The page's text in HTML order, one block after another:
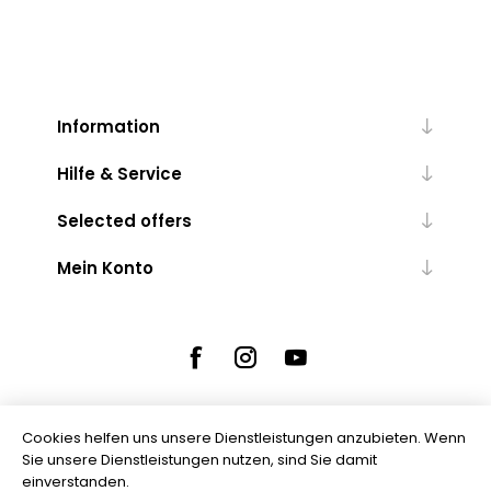
Information
Hilfe & Service
Selected offers
Mein Konto
Powered bynopCommerce
Cookies helfen uns unsere Dienstleistungen anzubieten. Wenn
Sie unsere Dienstleistungen nutzen, sind Sie damit
einverstanden.